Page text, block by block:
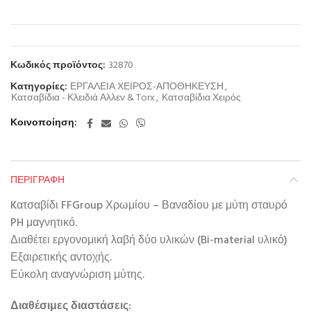
Κωδικός προϊόντος: 32870
Κατηγορίες: ΕΡΓΑΛΕΙΑ ΧΕΙΡΟΣ-ΑΠΟΘΗΚΕΥΣΗ,
Κατσαβίδια - Κλειδιά Αλλεν & Torx, Κατσαβίδια Χειρός
Κοινοποίηση
ΠΕΡΙΓΡΑΦΉ
Kατσαβίδι FFGroup Χρωμίου – Βαναδίου με μύτη σταυρό
PH μαγνητικό.
Διαθέτει εργονομική λαβή δύο υλικών (Bi-material υλικό)
Εξαιρετικής αντοχής.
Εύκολη αναγνώριση μύτης.
Διαθέσιμες διαστάσεις: